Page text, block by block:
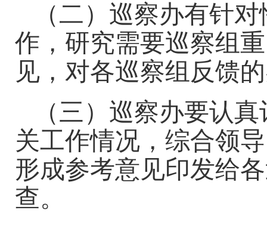
（二）巡察办有针
作，研究需要巡察组
见，对各巡察组反馈
（三）巡察办要认
关工作情况，综合领
形成参考意见印发给
查。